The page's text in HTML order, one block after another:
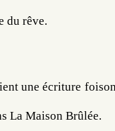
du rêve.
une écriture
La Maison Brûlée.